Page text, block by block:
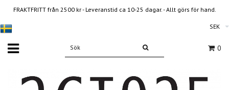
FRAKTFRITT från 2500 kr - Leveranstid ca 10-25 dagar. - Allt görs för hand.
SEK
0